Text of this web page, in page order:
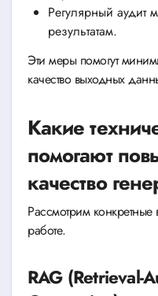
Регулярный аудит
результатам.
Эти меры помогут
качество выходных
Какие
помогают
качество
Рассмотрим
работе.
RAG (Retrieval-